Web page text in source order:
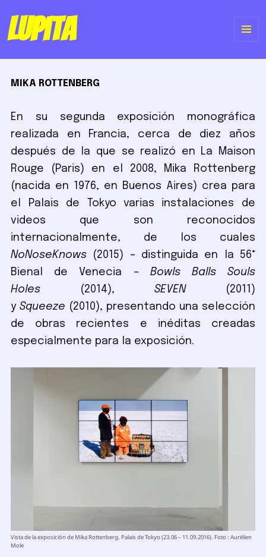
Lupita
MIKA ROTTENBERG
En su segunda exposición monográfica
realizada en Francia, cerca de diez años
después de la que se realizó en La Maison
Rouge (Paris) en el 2008, Mika Rottenberg
(nacida en 1976, en Buenos Aires) crea para
el Palais de Tokyo varias instalaciones de
videos que son reconocidos
internacionalmente, de los cuales
NoNoseKnows (2015) – distinguida en la 56°
Bienal de Venecia – Bowls Balls Souls
Holes (2014), SEVEN(2011)
ySqueeze (2010), presentando una selección
de obras recientes e inéditas creadas
especialmente para la exposición.
Vista de la exposición de Mika Rottenberg, Palais de Tokyo (23.06 – 11.09.2016). Foto : Aurélien
Mole